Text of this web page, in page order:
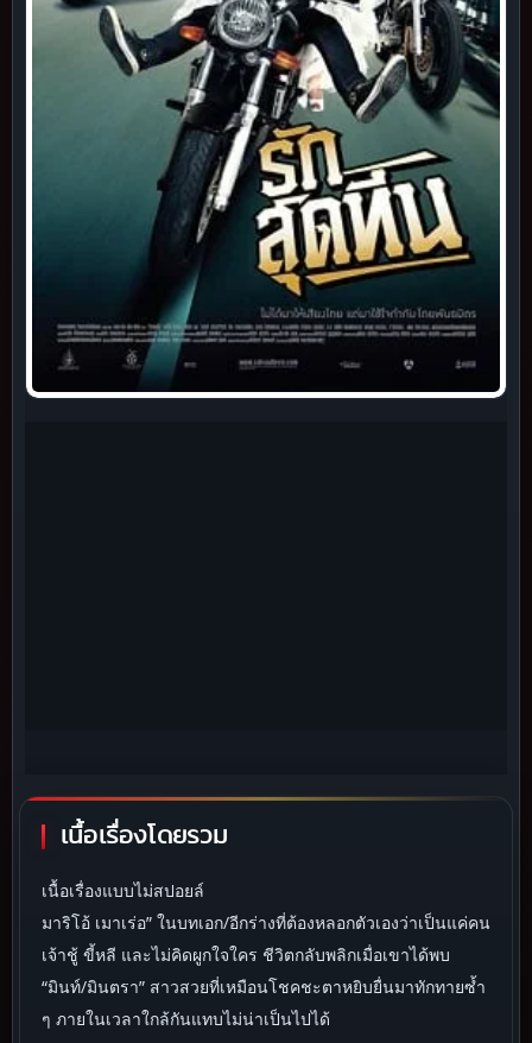
เนื้อเรื่องโดยรวม
เนื้อเรื่องแบบไม่สปอยล์
มาริโอ้ เมาเร่อ” ในบทเอก/อีกร่างที่ต้องหลอกตัวเองว่าเป็นแค่คน
เจ้าชู้ ขี้หลี และไม่คิดผูกใจใคร ชีวิตกลับพลิกเมื่อเขาได้พบ
“มินท์/มินตรา” สาวสวยที่เหมือนโชคชะตาหยิบยื่นมาทักทายซ้ำ
ๆ ภายในเวลาใกล้กันแทบไม่น่าเป็นไปได้